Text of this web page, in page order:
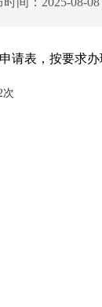
请表，按要求办
次